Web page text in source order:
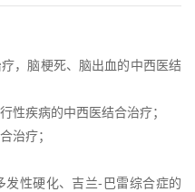
，脑梗死、脑出血的中西医结
性疾病的中西医结合治疗；
治疗；
发性硬化、吉兰-巴雷综合症的